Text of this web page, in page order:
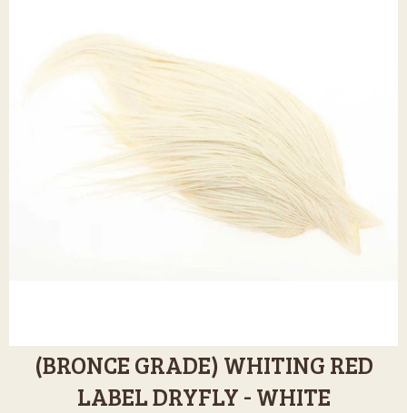
(BRONCE GRADE) WHITING RED
LABEL DRYFLY - WHITE